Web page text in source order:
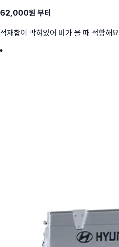
62,000원 부터
적재함이 막혀있어 비가 올 때 적합해요